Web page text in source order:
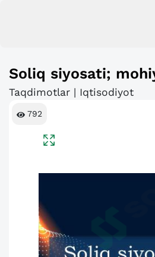
Soliq siyosati;
Taqdimotlar | Iqtisodiyot
792